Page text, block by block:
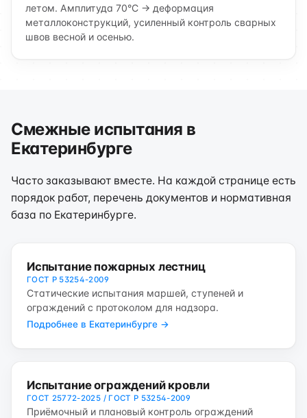
летом. Амплитуда 70°C → деформация
металлоконструкций, усиленный контроль сварных
швов весной и осенью.
Смежные испытания в
Екатеринбурге
Часто заказывают вместе. На каждой странице есть
порядок работ, перечень документов и нормативная
база по Екатеринбурге.
Испытание пожарных лестниц
ГОСТ Р 53254-2009
Статические испытания маршей, ступеней и
ограждений с протоколом для надзора.
Подробнее в Екатеринбурге →
Испытание ограждений кровли
ГОСТ 25772-2025 / ГОСТ Р 53254-2009
Приёмочный и плановый контроль ограждений